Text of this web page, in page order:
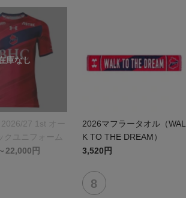
27 1st オー
クユニフォーム
22,000円
2026マフラータオル（WAL
K TO THE DREAM）
3,520円